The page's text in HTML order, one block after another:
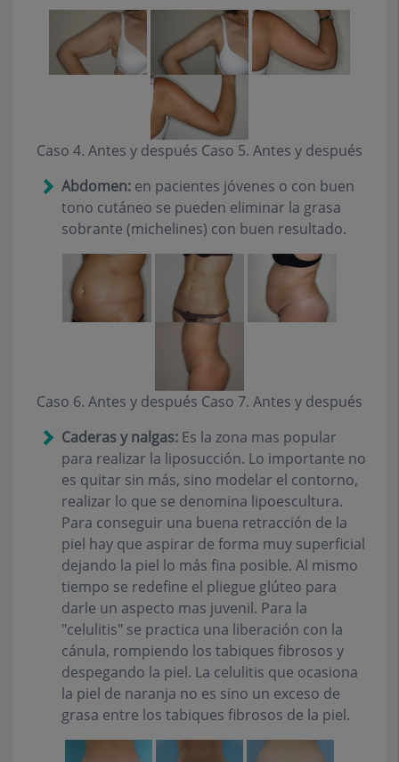
Caso 4. Antes y después Caso 5. Antes y después
Abdomen: en pacientes jóvenes o con buen
tono cutáneo se pueden eliminar la grasa
sobrante (michelines) con buen resultado.
Caso 6. Antes y después Caso 7. Antes y después
Caderas y nalgas: Es la zona mas popular
para realizar la liposucción. Lo importante no
es quitar sin más, sino modelar el contorno,
realizar lo que se denomina lipoescultura.
Para conseguir una buena retracción de la
piel hay que aspirar de forma muy superficial
dejando la piel lo más fina posible. Al mismo
tiempo se redefine el pliegue glúteo para
darle un aspecto mas juvenil. Para la
"celulitis" se practica una liberación con la
cánula, rompiendo los tabiques fibrosos y
despegando la piel. La celulitis que ocasiona
la piel de naranja no es sino un exceso de
grasa entre los tabiques fibrosos de la piel.